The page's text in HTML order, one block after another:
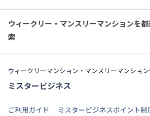
ウィークリー・マンスリーマンションを
索
ウィークリーマンション・マンスリーマンショ
ミスタービジネス
ご利用ガイド ミスタービジネスポイント制